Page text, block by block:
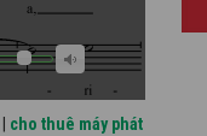
cho thuê máy phát